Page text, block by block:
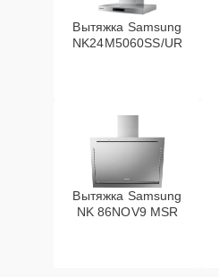
Вытяжка Samsung
NK24M5060SS/UR
Вытяжка Samsung
NK 86NOV9 MSR